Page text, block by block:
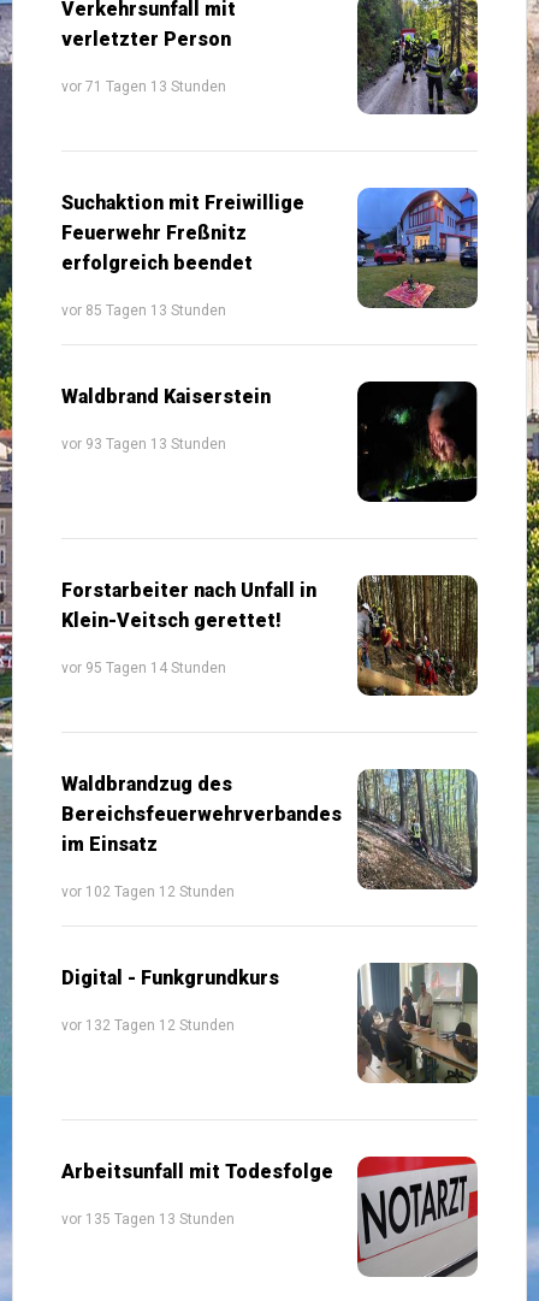
Verkehrsunfall mit
verletzter Person
vor 71 Tagen 13 Stunden
Suchaktion mit Freiwillige
Feuerwehr Freßnitz
erfolgreich beendet
vor 85 Tagen 13 Stunden
Waldbrand Kaiserstein
vor 93 Tagen 13 Stunden
Forstarbeiter nach Unfall in
Klein-Veitsch gerettet!
vor 95 Tagen 14 Stunden
Waldbrandzug des
Bereichsfeuerwehrverbandes
im Einsatz
vor 102 Tagen 12 Stunden
Digital - Funkgrundkurs
vor 132 Tagen 12 Stunden
Arbeitsunfall mit Todesfolge
vor 135 Tagen 13 Stunden